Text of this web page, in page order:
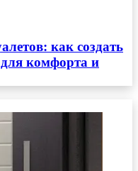
как создать
для комфорта и